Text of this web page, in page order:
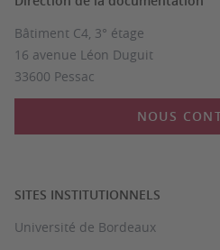
Bâtiment C4, 3° étage
16 avenue Léon Duguit
33600 Pessac
NOUS
SITES INSTITUTIONNELS
Université de Bordeaux